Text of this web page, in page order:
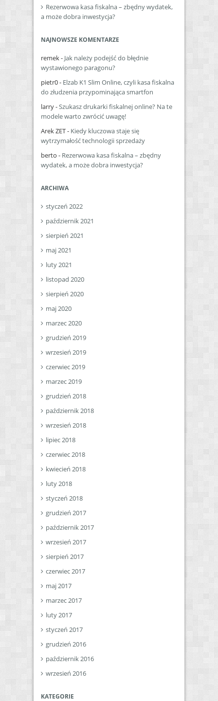
Rezerwowa kasa fiskalna – zbędny wydatek,
a może dobra inwestycja?
NAJNOWSZE KOMENTARZE
remek- Jak należy podejść do błędnie
wystawionego paragonu?
pietr0- Elzab K1 Slim Online, czyli kasa fiskalna
do złudzenia przypominająca smartfon
larry-Szukasz drukarki fiskalnej online? Na te
modele warto zwrócić uwagę!
Arek ZET- Kiedy kluczowa staje się
wytrzymałość technologii sprzedaży
berto - Rezerwowa kasa fiskalna – zbędny
wydatek, a może dobra inwestycja?
ARCHIWA
styczeń 2022
październik 2021
sierpień 2021
maj 2021
luty 2021
listopad 2020
sierpień 2020
maj 2020
marzec 2020
grudzień 2019
wrzesień 2019
czerwiec 2019
marzec 2019
grudzień 2018
październik 2018
wrzesień 2018
lipiec 2018
czerwiec 2018
kwiecień 2018
luty 2018
styczeń 2018
grudzień 2017
październik 2017
wrzesień 2017
sierpień 2017
czerwiec 2017
maj 2017
marzec 2017
luty 2017
styczeń 2017
grudzień 2016
październik 2016
wrzesień 2016
KATEGORIE